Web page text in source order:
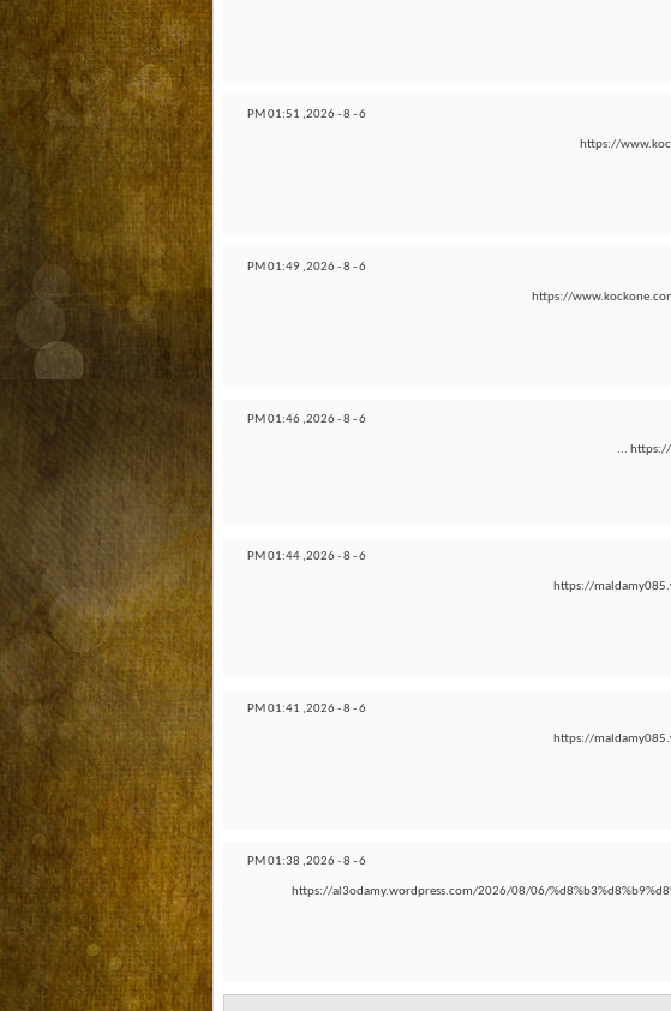
6 - 8 - 2026,
01:51 PM
https://
6 - 8 - 2026,
01:49 PM
https://
6 - 8 - 2026,
01:46 PM
6 - 8 - 2026,
01:44 PM
https://
6 - 8 - 2026,
01:41 PM
https://
6 - 8 - 2026,
01:38 PM
https://al3odamy.wordpress.com/2026/08/06/